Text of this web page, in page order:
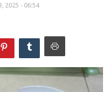
2025 - 06:54